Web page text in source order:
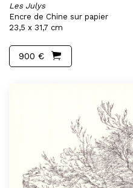
Les Julys
Encre de Chine sur papier
23,5 x 31,7 cm
900 €